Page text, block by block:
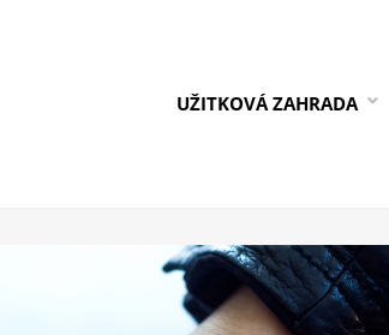
UŽITKOVÁ ZAHRADA